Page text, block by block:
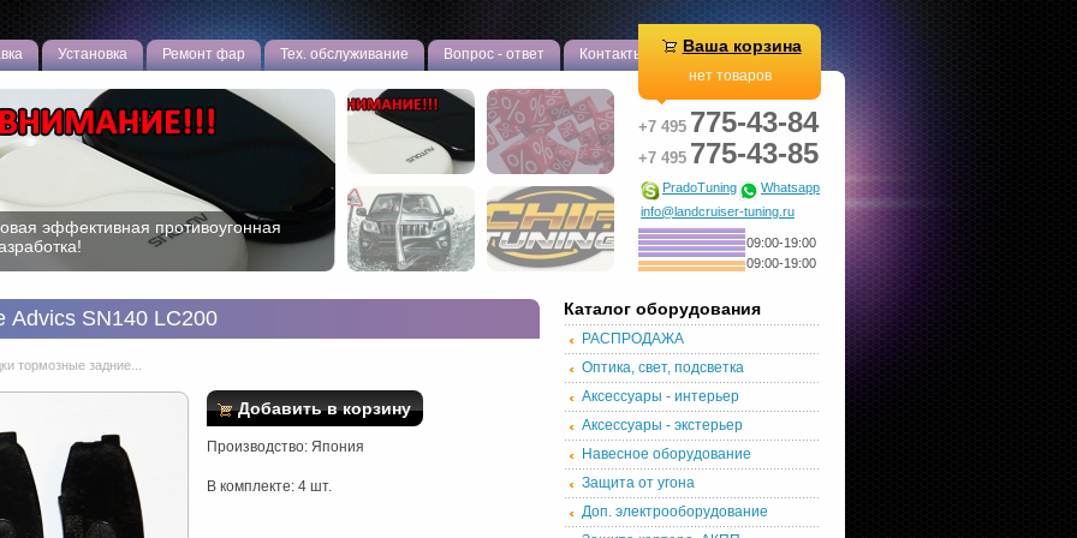
Установка Ремонт фар Тех. обслуживание Вопрос - ответ Контакты
эффективная противоугонная
ТЮНИНГА! Сливаем
Ваша корзина
нет товаров
+7 495 775-43-84
+7 495 775-43-85
PradoTuning
Whatsapp
info@landcruiser-tuning.ru
09:00-19:00
09:00-19:00
Advics SN140 LC200
тормозные задние...
Добавить в корзину
Производство: Япония
В комплекте: 4 шт.
Каталог оборудования
РАСПРОДАЖА
Оптика, свет, подсветка
Аксессуары - интерьер
Аксессуары - экстерьер
Навесное оборудование
Защита от угона
Доп. электрооборудование